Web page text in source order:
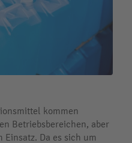
kommen
Betriebsbereichen, aber
Da es sich um